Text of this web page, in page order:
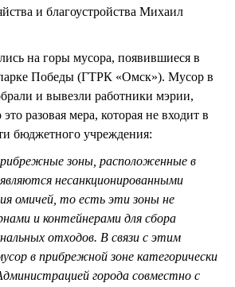
и благоустройства Михаил
на горы мусора, появившиеся в
Победы (ГТРК «Омск»). Мусор в
и вывезли работники мэрии,
это разовая мера, которая не входит в
бюджетного учреждения:
зоны, расположенные в
несанкционированными
омичей, то есть эти зоны не
и контейнерами для сбора
отходов. В связи с этим
в прибрежной зоне категорически
города совместно с